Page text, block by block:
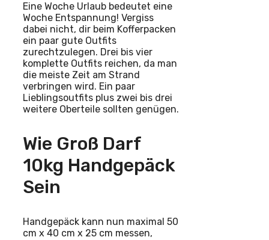
Eine Woche Urlaub bedeutet eine
Woche Entspannung! Vergiss
dabei nicht, dir beim Kofferpacken
ein paar gute Outfits
zurechtzulegen. Drei bis vier
komplette Outfits reichen, da man
die meiste Zeit am Strand
verbringen wird. Ein paar
Lieblingsoutfits plus zwei bis drei
weitere Oberteile sollten genügen.
Wie Groß Darf
10kg Handgepäck
Sein
Handgepäck kann nun maximal 50
cm x 40 cm x 25 cm messen,